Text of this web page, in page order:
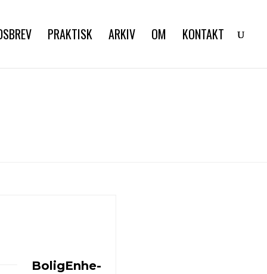
PRAKTISK ARKIV OM KONTAKT
BoligEnhe-